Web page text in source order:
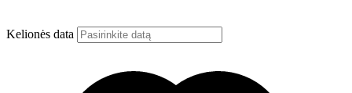
Kelionės data